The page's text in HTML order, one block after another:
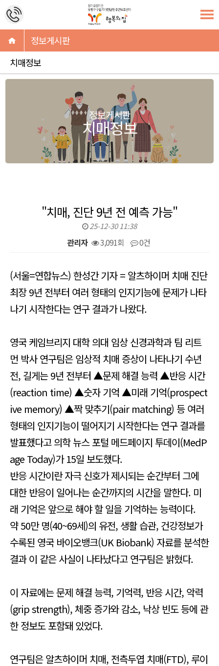
정보게시판
치매정보
정보게시판
치매정보
"치매, 진단 9년 전 예측 가능"
25-12-30 11:38
관리자 3,091회 0건
(서울=연합뉴스) 한성간 기자 = 알츠하이머 치매 진단
최장 9년 전부터 여러 형태의 인지기능에 문제가 나타
나기 시작한다는 연구 결과가 나왔다.
영국 케임브리지 대학 의대 임상 신경과학과 팀 리트
먼 박사 연구팀은 임상적 치매 증상이 나타나기 수년
전, 길게는 9년 전부터 ▲문제 해결 능력 ▲반응 시간
(reaction time) ▲숫자 기억 ▲미래 기억(prospect
ive memory) ▲짝 맞추기(pair matching) 등 여러
형태의 인지기능이 떨어지기 시작한다는 연구 결과를
발표했다고 의학 뉴스 포털 메드페이지 투데이(MedP
age Today)가 15일 보도했다.
반응 시간이란 자극 신호가 제시되는 순간부터 그에
대한 반응이 일어나는 순간까지의 시간을 말한다. 미
래 기억은 앞으로 해야 할 일을 기억하는 능력이다.
약 50만 명(40~69세)의 유전, 생활 습관, 건강정보가
수록된 영국 바이오뱅크(UK Biobank) 자료를 분석한
결과 이 같은 사실이 나타났다고 연구팀은 밝혔다.
이 자료에는 문제 해결 능력, 기억력, 반응 시간, 악력
(grip strength), 체중 증가와 감소, 낙상 빈도 등에 관
한 정보도 포함돼 있었다.
연구팀은 알츠하이머 치매, 전측두엽 치매(FTD), 루이